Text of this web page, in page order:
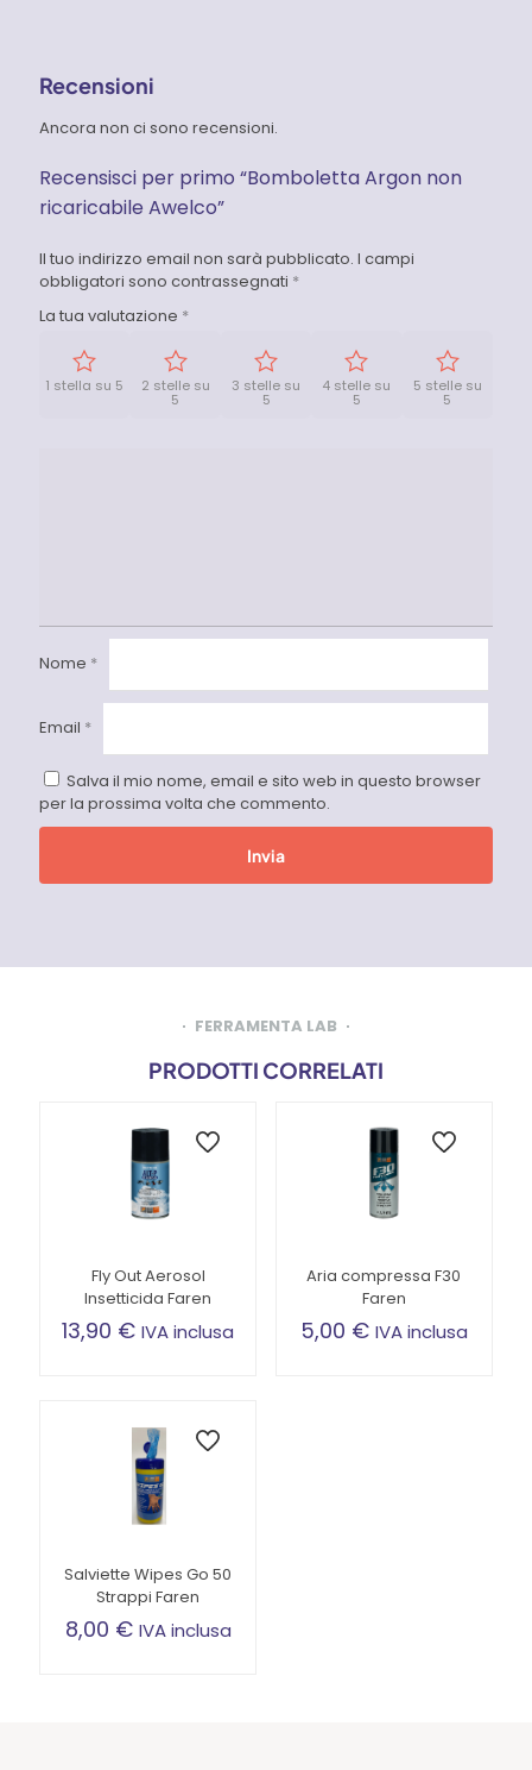
Recensioni
Ancora non ci sono recensioni.
Recensisci per primo “Bomboletta Argon non
ricaricabile Awelco”
Il tuo indirizzo email non sarà pubblicato. I campi
obbligatori sono contrassegnati *
La tua valutazione *
1 stella su 5 2 stelle su
5
3 stelle su
5
4 stelle su
5
5 stelle su
5
Nome *
Email *
Salva il mio nome, email e sito web in questo browser
per la prossima volta che commento.
FERRAMENTA LAB
PRODOTTI CORRELATI
Fly Out Aerosol
Insetticida Faren
13,90 € IVA inclusa
Aria compressa F30
Faren
5,00 € IVA inclusa
Salviette Wipes Go 50
Strappi Faren
8,00 € IVA inclusa